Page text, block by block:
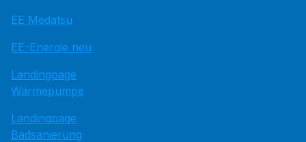
EE Medatsu
EE-Energie neu
Landingpage
Wärmepumpe
Landingpage
Badsanierung